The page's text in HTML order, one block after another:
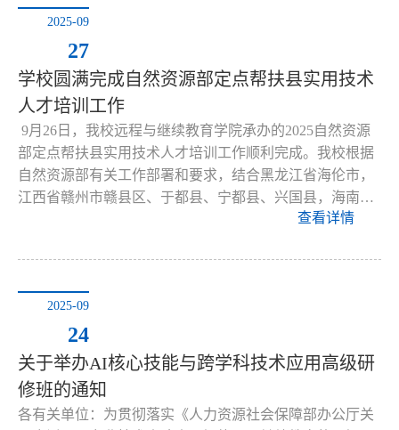
2025-09
27
学校圆满完成自然资源部定点帮扶县实用技术
人才培训工作
9月26日，我校远程与继续教育学院承办的2025自然资源
部定点帮扶县实用技术人才培训工作顺利完成。我校根据
自然资源部有关工作部署和要求，结合黑龙江省海伦市，
江西省赣州市赣县区、于都县、宁都县、兴国县，海南…
查看详情
2025-09
24
关于举办AI核心技能与跨学科技术应用高级研
修班的通知
各有关单位：为贯彻落实《人力资源社会保障部办公厅关